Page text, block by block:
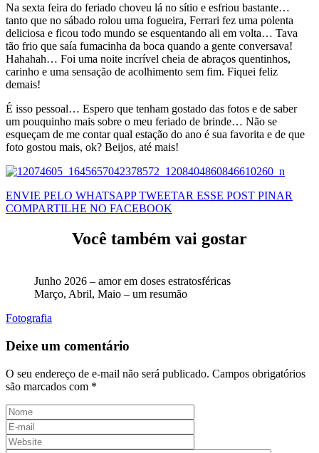
Na sexta feira do feriado choveu lá no sítio e esfriou bastante…
tanto que no sábado rolou uma fogueira, Ferrari fez uma polenta
deliciosa e ficou todo mundo se esquentando ali em volta… Tava
tão frio que saía fumacinha da boca quando a gente conversava!
Hahahah… Foi uma noite incrível cheia de abraços quentinhos,
carinho e uma sensação de acolhimento sem fim. Fiquei feliz
demais!
É isso pessoal… Espero que tenham gostado das fotos e de saber
um pouquinho mais sobre o meu feriado de brinde… Não se
esqueçam de me contar qual estação do ano é sua favorita e de que
foto gostou mais, ok? Beijos, até mais!
ENVIE PELO WHATSAPPTWEETAR ESSE POST PINAR
COMPARTILHE NO FACEBOOK
Você também vai gostar
Junho 2026 – amor em doses estratosféricas
Março, Abril, Maio – um resumão
Fotografia
Deixe um comentário
O seu endereço de e-mail não será publicado. Campos obrigatórios
são marcados com *